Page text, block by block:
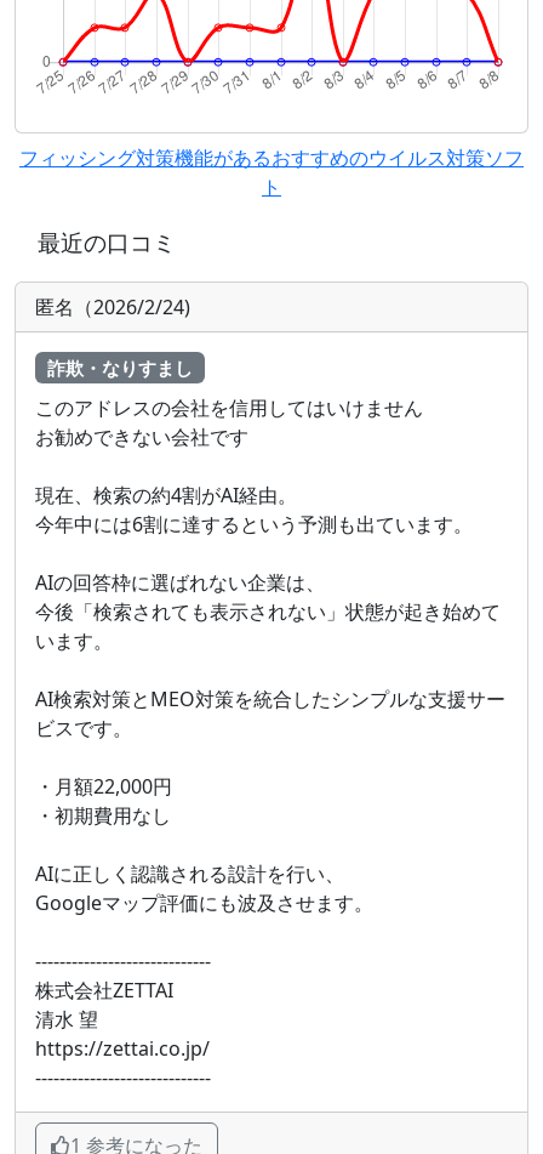
フィッシング対策機能があるおすすめのウイルス対策ソフ
ト
最近の口コミ
匿名（2026/2/24)
詐欺・なりすまし
このアドレスの会社を信用してはいけません
お勧めできない会社です
現在、検索の約4割がAI経由。
今年中には6割に達するという予測も出ています。
AIの回答枠に選ばれない企業は、
今後「検索されても表示されない」状態が起き始めて
います。
AI検索対策とMEO対策を統合したシンプルな支援サー
ビスです。
・月額22,000円
・初期費用なし
AIに正しく認識される設計を行い、
Googleマップ評価にも波及させます。
-----------------------------
株式会社ZETTAI
清水 望
https://zettai.co.jp/
-----------------------------
1 参考になった